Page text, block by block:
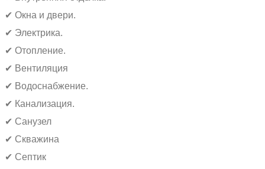
✔ Окна и двери.
✔ Электрика.
✔ Отопление.
✔ Вентиляция
✔ Водоснабжение.
✔ Канализация.
✔ Санузел
✔ Скважина
✔ Септик